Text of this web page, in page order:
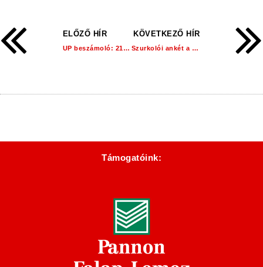
ELŐZŐ HÍR
UP beszámoló: 21. hét!
KÖVETKEZŐ HÍR
Szurkolói ankét a Művelődési Házban!
Támogatóink: